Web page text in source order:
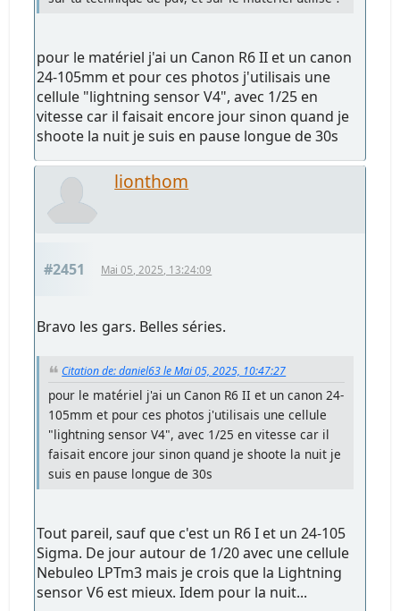
pour le matériel j'ai un Canon R6 II et un canon
24-105mm et pour ces photos j'utilisais une
cellule "lightning sensor V4", avec 1/25 en
vitesse car il faisait encore jour sinon quand je
shoote la nuit je suis en pause longue de 30s
lionthom
#2451 Mai 05, 2025, 13:24:09
Bravo les gars. Belles séries.
Citation de: daniel63 le Mai 05, 2025, 10:47:27
pour le matériel j'ai un Canon R6 II et un canon 24-
105mm et pour ces photos j'utilisais une cellule
"lightning sensor V4", avec 1/25 en vitesse car il
faisait encore jour sinon quand je shoote la nuit je
suis en pause longue de 30s
Tout pareil, sauf que c'est un R6 I et un 24-105
Sigma. De jour autour de 1/20 avec une cellule
Nebuleo LPTm3 mais je crois que la Lightning
sensor V6 est mieux. Idem pour la nuit...